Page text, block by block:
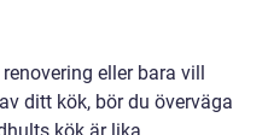
eller bara vill
ditt kök, bör du överväga